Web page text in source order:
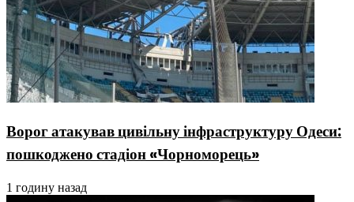
Ворог атакував цивільну інфраструктуру Одеси:
пошкоджено стадіон «Чорноморець»
1 годину назад